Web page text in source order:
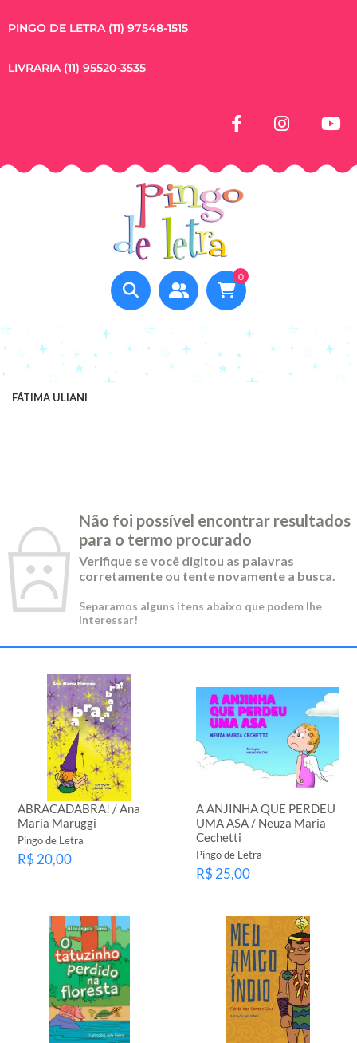
PINGO DE LETRA (11) 97548-1515
LIVRARIA (11) 95520-3535
0
FÁTIMA ULIANI
Não foi possível encontrar resultados
para o termo procurado
Verifique se você digitou as palavras
corretamente ou tente novamente a busca.
Separamos alguns itens abaixo que podem lhe
interessar!
ABRACADABRA! / Ana
Maria Maruggi
Pingo de Letra
R$ 20,00
A ANJINHA QUE PERDEU
UMA ASA / Neuza Maria
Cechetti
Pingo de Letra
R$ 25,00